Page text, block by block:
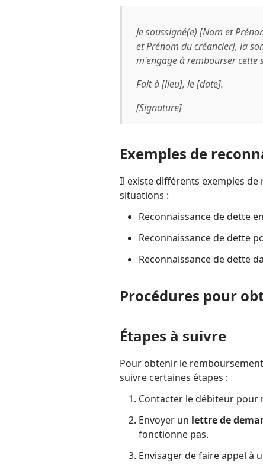
Je soussigné(e) [Nom et
et Prénom du créancier], la
m'engage à rembourser cette
Fait à [lieu], le [date].
[Signature]
Exemples de
Il existe différents exemples de
situations :
Reconnaissance de dette
Reconnaissance de dette
Reconnaissance de dette
Procédures pour
Étapes à suivre
Pour obtenir le
suivre certaines étapes :
Contacter le débiteur pour
Envoyer un lettre de
fonctionne pas.
Envisager de faire appel à